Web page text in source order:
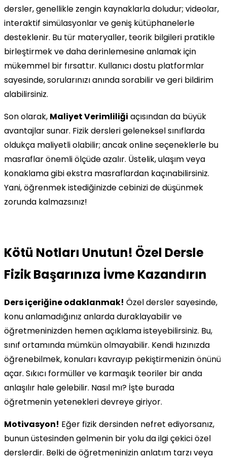
dersler, genellikle zengin kaynaklarla doludur; videolar,
interaktif simülasyonlar ve geniş kütüphanelerle
desteklenir. Bu tür materyaller, teorik bilgileri pratikle
birleştirmek ve daha derinlemesine anlamak için
mükemmel bir fırsattır. Kullanıcı dostu platformlar
sayesinde, sorularınızı anında sorabilir ve geri bildirim
alabilirsiniz.
Son olarak, Maliyet Verimliliği açısından da büyük
avantajlar sunar. Fizik dersleri geleneksel sınıflarda
oldukça maliyetli olabilir; ancak online seçeneklerle bu
masraflar önemli ölçüde azalır. Üstelik, ulaşım veya
konaklama gibi ekstra masraflardan kaçınabilirsiniz.
Yani, öğrenmek istediğinizde cebinizi de düşünmek
zorunda kalmazsınız!
Kötü Notları Unutun! Özel Dersle
Fizik Başarınıza İvme Kazandırın
Ders içeriğine odaklanmak! Özel dersler sayesinde,
konu anlamadığınız anlarda duraklayabilir ve
öğretmeninizden hemen açıklama isteyebilirsiniz. Bu,
sınıf ortamında mümkün olmayabilir. Kendi hızınızda
öğrenebilmek, konuları kavrayıp pekiştirmenizin önünü
açar. Sıkıcı formüller ve karmaşık teoriler bir anda
anlaşılır hale gelebilir. Nasıl mı? İşte burada
öğretmenin yetenekleri devreye giriyor.
Motivasyon! Eğer fizik dersinden nefret ediyorsanız,
bunun üstesinden gelmenin bir yolu da ilgi çekici özel
derslerdir. Belki de öğretmeninizin anlatım tarzı veya